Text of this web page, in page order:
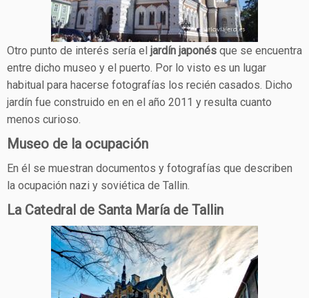
Otro punto de interés sería el jardín japonés que se encuentra
entre dicho museo y el puerto. Por lo visto es un lugar
habitual para hacerse fotografías los recién casados. Dicho
jardín fue construido en en el año 2011 y resulta cuanto
menos curioso.
Museo de la ocupación
En él se muestran documentos y fotografías que describen
la ocupación nazi y soviética de Tallin.
La Catedral de Santa María de Tallin